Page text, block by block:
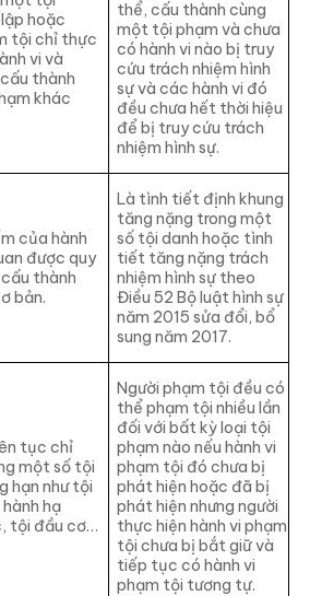
hoặc
tội chỉ thực
vi và
thành
khác
thể, cấu thành cùng
một tội phạm và chưa
có hành vi nào bị truy
cứu trách nhiệm hình
sự và các hành vi đó
đều chưa hết thời hiệu
để bị truy cứu trách
nhiệm hình sự.
của hành
được quy
thành
bản.
Là tình tiết định khung
tăng nặng trong một
số tội danh hoặc tình
tiết tăng nặng trách
nhiệm hình sự theo
Điều 52 Bộ luật hình sự
năm 2015 sửa đổi, bổ
sung năm 2017.
tục chỉ
một số tội
hạn như tội
hạ
tội đầu cơ…
Người phạm tội đều có
thể phạm tội nhiều lần
đối với bất kỳ loại tội
phạm nào nếu hành vi
phạm tội đó chưa bị
phát hiện hoặc đã bị
phát hiện nhưng người
thực hiện hành vi phạm
tội chưa bị bắt giữ và
tiếp tục có hành vi
phạm tội tương tự.